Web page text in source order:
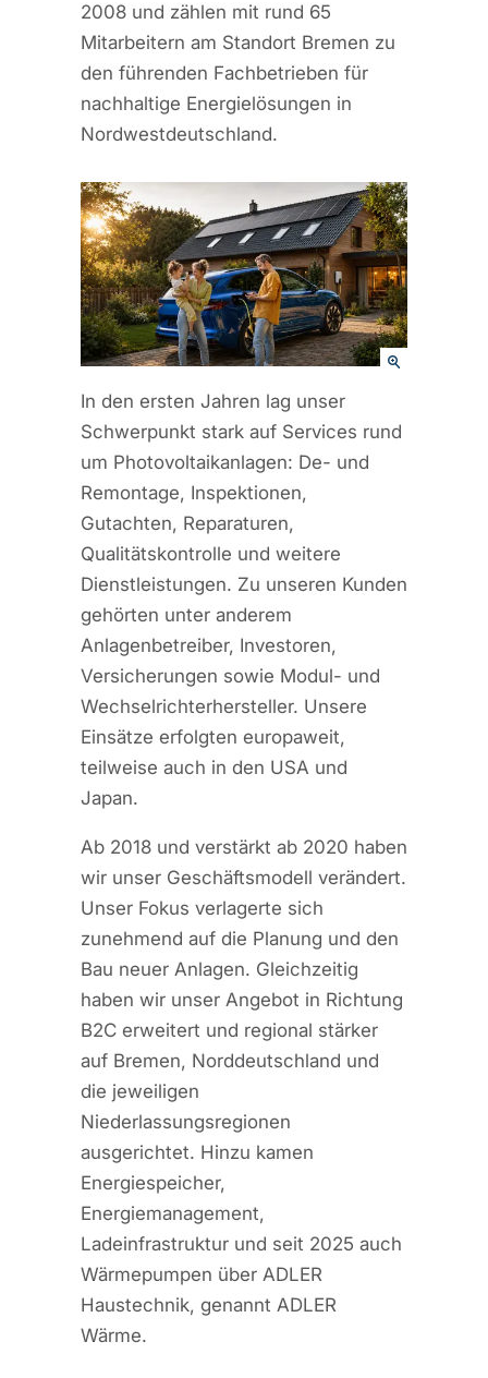
2008 und zählen mit rund 65
Mitarbeitern am Standort Bremen zu
den führenden Fachbetrieben für
nachhaltige Energielösungen in
Nordwestdeutschland.
In den ersten Jahren lag unser
Schwerpunkt stark auf Services rund
um Photovoltaikanlagen: De- und
Remontage, Inspektionen,
Gutachten, Reparaturen,
Qualitätskontrolle und weitere
Dienstleistungen. Zu unseren Kunden
gehörten unter anderem
Anlagenbetreiber, Investoren,
Versicherungen sowie Modul- und
Wechselrichterhersteller. Unsere
Einsätze erfolgten europaweit,
teilweise auch in den USA und
Japan.
Ab 2018 und verstärkt ab 2020 haben
wir unser Geschäftsmodell verändert.
Unser Fokus verlagerte sich
zunehmend auf die Planung und den
Bau neuer Anlagen. Gleichzeitig
haben wir unser Angebot in Richtung
B2C erweitert und regional stärker
auf Bremen, Norddeutschland und
die jeweiligen
Niederlassungsregionen
ausgerichtet. Hinzu kamen
Energiespeicher,
Energiemanagement,
Ladeinfrastruktur und seit 2025 auch
Wärmepumpen über ADLER
Haustechnik, genannt ADLER
Wärme.